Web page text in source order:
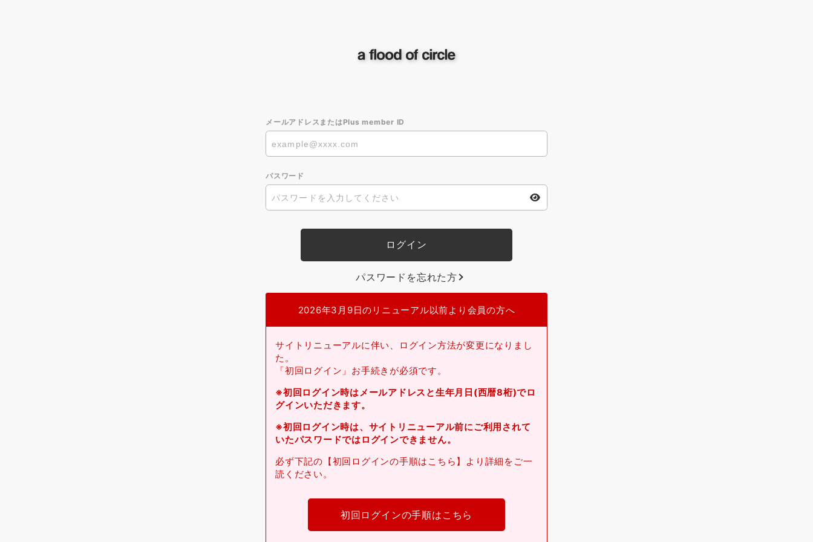
メールアドレスまたはPlus member ID
パスワード
パスワードを忘れた方
2026年3月9日のリニューアル以前より会員の方へ
サイトリニューアルに伴い、ログイン方法が変更になりまし
た。
「初回ログイン」お手続きが必須です。
※初回ログイン時はメールアドレスと生年月日(西暦8桁)でロ
グインいただきます。
※初回ログイン時は、サイトリニューアル前にご利用されて
いたパスワードではログインできません。
必ず下記の【初回ログインの手順はこちら】より詳細をご一
読ください。
初回ログインの手順はこちら